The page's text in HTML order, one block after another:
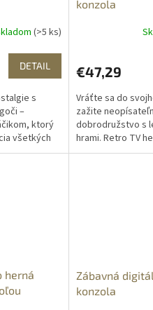
(>5 ks)
DETAIL
s
–
ktorý
všetkých
radosť
konzola
€47,29
Vráťte sa do
zažite
dobrodružstvo s
hrami. Retro TV
Vás môže
herná
Zábavná
konzola